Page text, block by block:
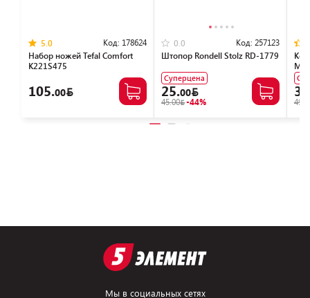
5.0 Код: 178624
Набор ножей Tefal Сomfort
K221S475
105.00
0.0 Код: 257123
Штопор Rondell Stolz RD-1779
Суперцена
25.00
45.00 -44%
Мы в социальных сетях